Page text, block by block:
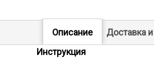
Описание Доставка
Инструкция